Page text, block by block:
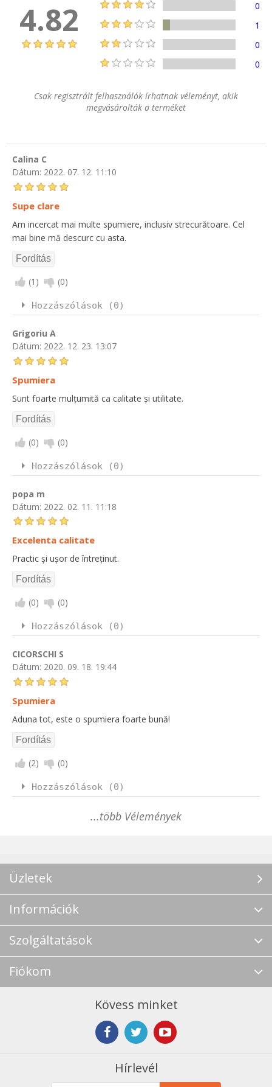
4.82
0
1
0
0
Csak regisztrált felhasználók írhatnak véleményt, akik
megvásárolták a terméket
Calina C
Dátum: 2022. 07. 12. 11:10
Supe clare
Am incercat mai multe spumiere, inclusiv strecurătoare. Cel
mai bine mă descurc cu asta.
(1 ) (0)
Hozzászólások (0)
Grigoriu A
Dátum: 2022. 12. 23. 13:07
Spumiera
Sunt foarte mulțumită ca calitate și utilitate.
(0) (0)
Hozzászólások (0)
popa m
Dátum: 2022. 02. 11. 11:18
Excelenta calitate
Practic și ușor de întreținut.
(0) (0)
Hozzászólások (0)
CICORSCHI S
Dátum: 2020. 09. 18. 19:44
Spumiera
Aduna tot, este o spumiera foarte bună!
(2) (0)
Hozzászólások (0)
...több Vélemények
Üzletek
Információk
Szolgáltatások
Fiókom
Kövess minket
Hírlevél